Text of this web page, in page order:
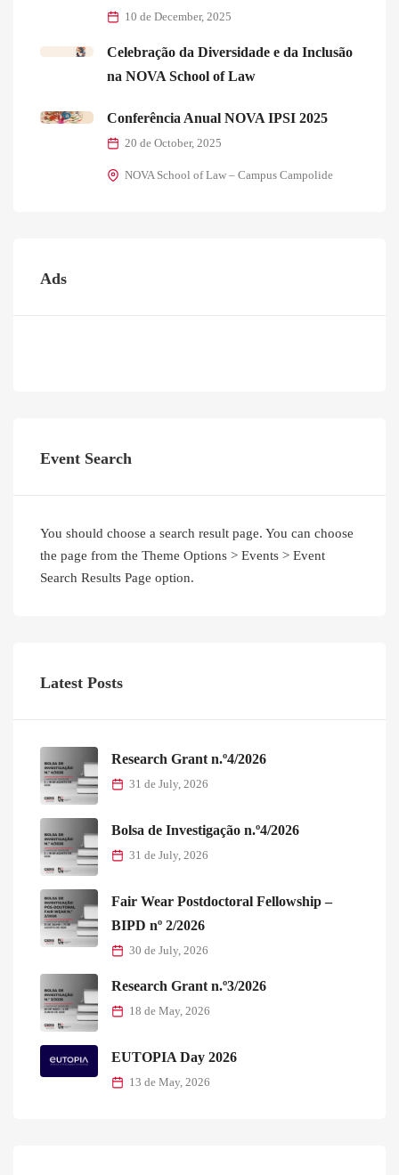
10 de December, 2025
Celebração da Diversidade e da Inclusão
na NOVA School of Law
Conferência Anual NOVA IPSI 2025
20 de October, 2025
NOVA School of Law – Campus Campolide
Ads
Event Search
You should choose a search result page. You can choose
the page from the Theme Options > Events > Event
Search Results Page option.
Latest Posts
Research Grant n.º4/2026
31 de July, 2026
Bolsa de Investigação n.º4/2026
31 de July, 2026
Fair Wear Postdoctoral Fellowship –
BIPD nº 2/2026
30 de July, 2026
Research Grant n.º3/2026
18 de May, 2026
EUTOPIA Day 2026
13 de May, 2026